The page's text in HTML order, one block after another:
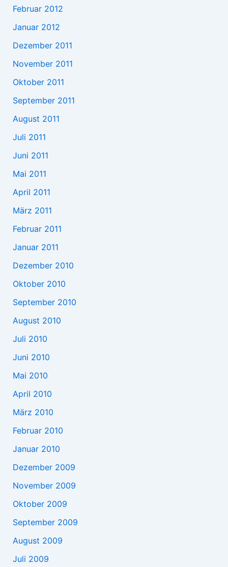
Februar 2012
Januar 2012
Dezember 2011
November 2011
Oktober 2011
September 2011
August 2011
Juli 2011
Juni 2011
Mai 2011
April 2011
März 2011
Februar 2011
Januar 2011
Dezember 2010
Oktober 2010
September 2010
August 2010
Juli 2010
Juni 2010
Mai 2010
April 2010
März 2010
Februar 2010
Januar 2010
Dezember 2009
November 2009
Oktober 2009
September 2009
August 2009
Juli 2009